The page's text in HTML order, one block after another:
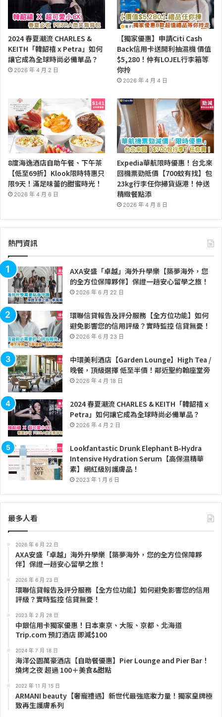
2024 春夏潮流 CHARLES &
KEITH「韓韶禧 x Petra」如何
讓它成為全球時尚必備單品？
2026 年 4 月 2 日
【獨家優惠】申請Citi Cash
Back信用卡送開利抽濕機 價值
$5,280！仲有LOJEL行李箱等
你拎
2026 年 4 月 4 日
8度海逸酒店自助午餐、下午茶
【低至69折】Klook限時特惠只
限9天！滿足味蕾的甜蜜時光！
2026 年 4 月 6 日
Expedia華航限時優惠！台北來
回機票勁抵價【700蚊有找】包
23kg行李任你掃貨返港！仲送
精緻餐點添
2026 年 4 月 8 日
熱門資訊
AXA安盛「卓越」海外升學樂【築夢海外，您
的全方位保障夥伴】保證一趟安心留學之旅！
2026 年 6 月 22 日
環聯信貸報告及評分服務【全方位功能】如何
避免影響您的信用評級？實時監控 信貸無憂！
2026 年 6 月 23 日
中環美利酒店【Garden Lounge】High Tea /
晚餐，頂級選擇 低至半價！鄰近聖約翰座堂旁
2026 年 4 月 18 日
2024 春夏潮流 CHARLES & KEITH「韓韶禧 x
Petra」如何讓它成為全球時尚必備單品？
2026 年 4 月 2 日
Lookfantastic Drunk Elephant B-Hydra
Intensive Hydration Serum【高保濕精華
素】網紅級別護膚品！
2023 年 1 月 6 日
最多人看
2026 年 6 月 22 日
AXA安盛「卓越」海外升學樂【築夢海外，您的全方位保障夥
伴】保證一趟安心留學之旅！
2026 年 6 月 23 日
環聯信貸報告及評分服務【全方位功能】如何避免影響您的信用
評級？實時監控 信貸無憂！
2023 年 2 月 28 日
中銀信用卡獨家優惠！日本東京、大阪、京都、北海道
Trip.com 預訂酒店 即減$100
2024 年 7 月 18 日
海洋公園萬豪酒店【自助餐優惠】Pier Lounge and Pier Bar！
燒烤之夜 超過 100＋美食&甜點
2022 年 11 月 15 日
ARMANI beauty【奢寵禮遇】新世代最強底妝力量！獨家皇牌極
致再生護膚系列